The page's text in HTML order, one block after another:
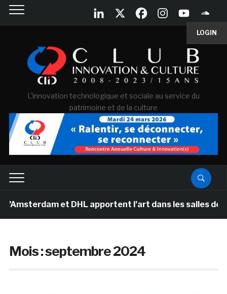
LOGIN
L'innovation technologique et sociale au service du
patrimoine et de la culture
et DHL apportent l’art dans les salles de
Mois :septembre 2024